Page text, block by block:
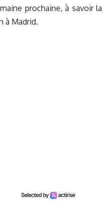
prochaine, à savoir la
à Madrid.